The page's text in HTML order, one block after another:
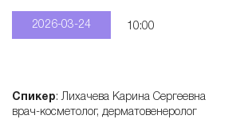
2026-03-24 10:00
Спикер: Лихачева Карина Сергеевна
врач-косметолог, дерматовенеролог